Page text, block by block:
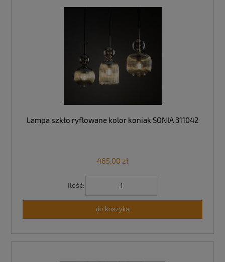
Lampa szkło ryflowane kolor koniak SONIA 311042
465,00 zł
Ilość:
do koszyka